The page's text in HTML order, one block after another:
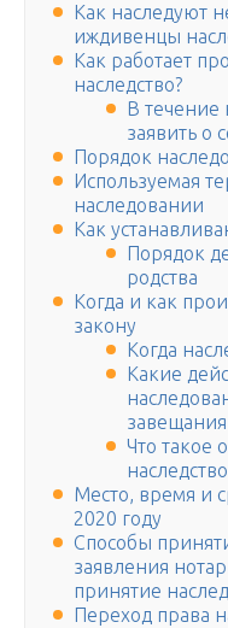
Как наследуют
иждивенцы
Как работает
наследство?
В течение
заявить о
Порядок
Используемая
наследовании
Как
Порядок
родства
Когда и как
закону
Когда
Какие
завещания
Что такое
наследство
Место, время и
2020 году
Способы
заявления
принятие
Переход права